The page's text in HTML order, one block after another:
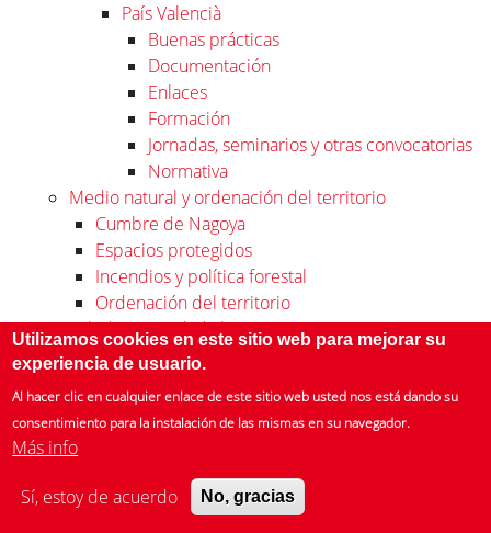
País Valencià
Buenas prácticas
Documentación
Enlaces
Formación
Jornadas, seminarios y otras convocatorias
Normativa
Medio natural y ordenación del territorio
Cumbre de Nagoya
Espacios protegidos
Incendios y política forestal
Ordenación del territorio
Salud y seguridad alimentaria
Agricultura y ganadería sostenibles
Sociedad y sostenibilidad
Derechos medioambientales trabajadores
Empleo, economía y sostenibilidad
Empleo verde y local
Utilizamos cookies en este sitio web para mejorar su
experiencia de usuario.
Al hacer clic en cualquier enlace de este sitio web usted nos está dando su
consentimiento para la instalación de las mismas en su navegador.
Más info
Sí, estoy de acuerdo No, gracias